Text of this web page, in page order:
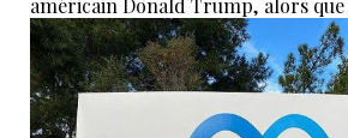
américain Donald Trump, alors
républicain présomptif cherche à
Maison Blanche en novembre.